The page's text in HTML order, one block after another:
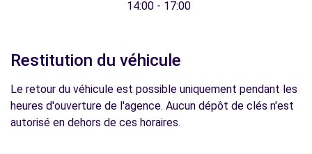
14:00 - 17:00
Restitution du véhicule
Le retour du véhicule est possible uniquement pendant les
heures d'ouverture de l'agence. Aucun dépôt de clés n'est
autorisé en dehors de ces horaires.